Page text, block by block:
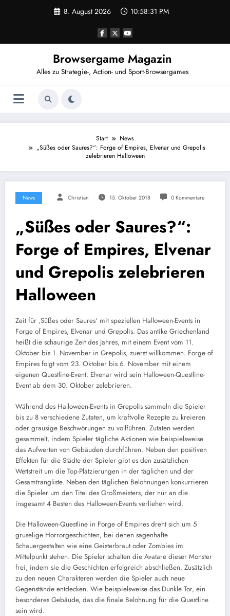
8. August 2026 10:58:32 PM
Browsergame Magazin
Alles zu Strategie-, Action- und Sport-Browsergames
Start
News
„Süßes oder Saures?“: Forge of Empires, Elvenar und Grepolis
zelebrieren Halloween
News Christian 15. Oktober 2018 0 Kommentare
„Süßes oder Saures?“:
Forge of Empires, Elvenar
und Grepolis zelebrieren
Halloween
Zeit für ‚Süßes oder Saures‘ mit speziellen Halloween-Events in
Forge of Empires, Elvenar und Grepolis. Das antike Griechenland
heißt die schaurige Zeit des Jahres, mit einem Event vom 11.
Oktober bis 1. November in Grepolis, zuerst willkommen. Forge of
Empires folgt vom 23. Oktober bis 6. November mit einem
eigenen Questline-Event. Elvenar wird sein Halloween-Questline-
Event ab dem 30. Oktober zelebrieren.
Während des Halloween-Events in Grepolis sammeln die Spieler
bis zu 8 verschiedene Zutaten, um kraftvolle Rezepte zu kreieren
oder grausige Beschwörungen zu vollführen. Zutaten werden
gesammelt, indem Spieler tägliche Aktionen wie beispielsweise
das Aufwerten von Gebäuden durchführen. Neben den positiven
Effekten für die Städte der Spieler gibt es den zusätzlichen
Wettstreit um die Top-Platzierungen in der täglichen und der
Gesamtrangliste. Neben den täglichen Belohnungen konkurrieren
die Spieler um den Titel des Großmeisters, der nur an die
insgesamt 4 Besten des Halloween-Events verliehen wird.
Die Halloween-Questline in Forge of Empires dreht sich um 5
gruselige Horrorgeschichten, bei denen sagenhafte
Schauergestalten wie eine Geisterbraut oder Zombies im
Mittelpunkt stehen. Die Spieler schalten die Avatare dieser Monster
frei, indem sie die Geschichten erfolgreich abschließen. Zusätzlich
zu den neuen Charakteren werden die Spieler auch neue
Gegenstände entdecken. Wie beispielsweise das Dunkle Tor, ein
besonderes Gebäude, das die finale Belohnung für die Questline
sein wird.